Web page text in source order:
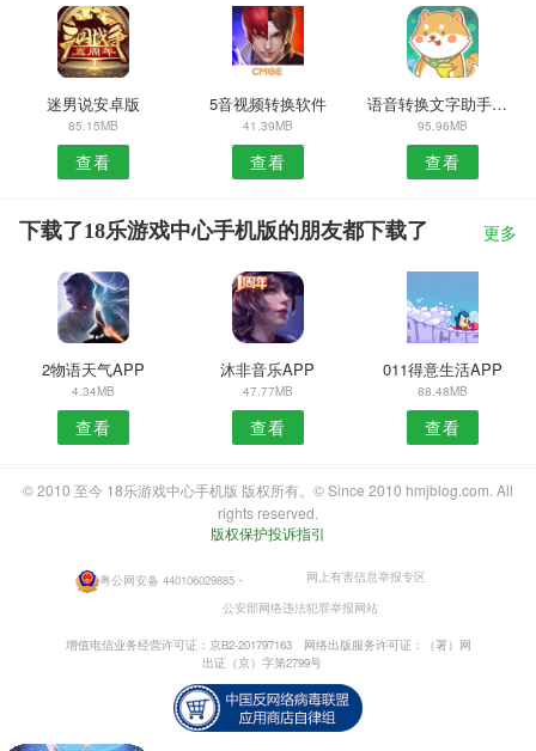
迷男说安卓版
85.15MB
查看
5音视频转换软件
41.39MB
查看
语音转换文字助手安卓版
95.96MB
查看
下载了18乐游戏中心手机版的朋友都下载了 更多
2物语天气APP
4.34MB
查看
沐非音乐APP
47.77MB
查看
011得意生活APP
88.48MB
查看
© 2010 至今 18乐游戏中心手机版 版权所有。© Since 2010 hmjblog.com. All
rights reserved.
版权保护投诉指引
粤公网安备 440106029885・
网上有害信息举报专区
公安部网络违法犯罪举报网站
增值电信业务经营许可证：京B2-201797163
网络出版服务许可证：（署）网
出证（京）字第2799号